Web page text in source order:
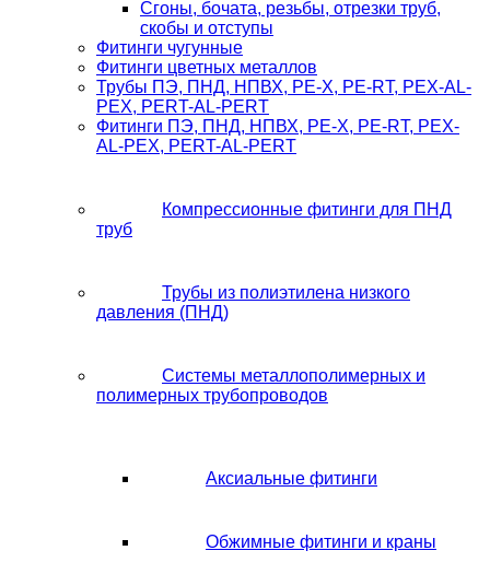
Сгоны, бочата, резьбы, отрезки труб,
скобы и отступы
Фитинги чугунные
Фитинги цветных металлов
Трубы ПЭ, ПНД, НПВХ, PE-X, PE-RT, PEX-AL-
PEX, PERT-AL-PERT
Фитинги ПЭ, ПНД, НПВХ, PE-X, PE-RT, PEX-
AL-PEX, PERT-AL-PERT
Компрессионные фитинги для ПНД
труб
Трубы из полиэтилена низкого
давления (ПНД)
Системы металлополимерных и
полимерных трубопроводов
Аксиальные фитинги
Обжимные фитинги и краны